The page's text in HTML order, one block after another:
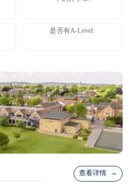
是否有A-Level:
查看详情 →